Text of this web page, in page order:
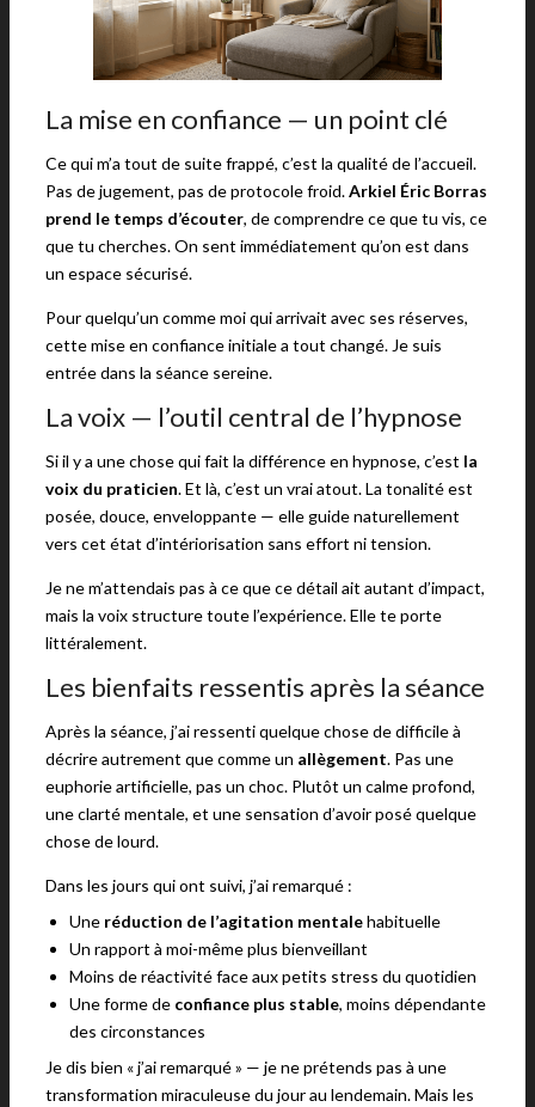
La mise en confiance — un point clé
Ce qui m’a tout de suite frappé, c’est la qualité de l’accueil.
Pas de jugement, pas de protocole froid.Arkiel Éric Borras
prend le temps d’écouter, de comprendre ce que tu vis, ce
que tu cherches. On sent immédiatement qu’on est dans
un espace sécurisé.
Pour quelqu’un comme moi qui arrivait avec ses réserves,
cette mise en confiance initiale a tout changé. Je suis
entrée dans la séance sereine.
La voix — l’outil central de l’hypnose
Si il y a une chose qui fait la différence en hypnose, c’est la
voix du praticien. Et là, c’est un vrai atout. La tonalité est
posée, douce, enveloppante — elle guide naturellement
vers cet état d’intériorisation sans effort ni tension.
Je ne m’attendais pas à ce que ce détail ait autant d’impact,
mais la voix structure toute l’expérience. Elle te porte
littéralement.
Les bienfaits ressentis après la séance
Après la séance, j’ai ressenti quelque chose de difficile à
décrire autrement que comme un allègement. Pas une
euphorie artificielle, pas un choc. Plutôt un calme profond,
une clarté mentale, et une sensation d’avoir posé quelque
chose de lourd.
Dans les jours qui ont suivi, j’ai remarqué :
Une réduction de l’agitation mentalehabituelle
Un rapport à moi-même plus bienveillant
Moins de réactivité face aux petits stress du quotidien
Une forme de confiance plus stable, moins dépendante
des circonstances
Je dis bien « j’ai remarqué » — je ne prétends pas à une
transformation miraculeuse du jour au lendemain. Mais les